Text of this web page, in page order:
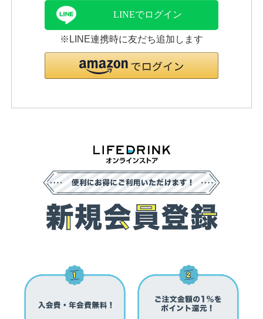
LINEでログイン
※LINE連携時に友だち追加します